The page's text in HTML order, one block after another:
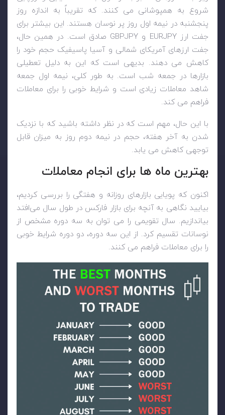
شروع به همپوشانی می کنند. که تقریباً به اندازه روز
پنجشنبه در نیمه اول روز پر نوسان هستند. این بیشتر برای
جفت ارزEURJPY و GBPJPY صادق است. در همین حال،
جفت ارزهای آمریکای شمالی و آسیا پاسیفیک حجم خود را
کاهش می دهند. بدیهی است که این به دلیل تعطیلی
بازارها در جمعه شب است. به طور کلی، نیمه اول جمعه
شاهد معاملات زیادی است و شرایط خوبی را برای معاملات
فراهم می کند.
با این حال، مهم است که در نظر داشته باشید که با نزدیک
شدن به آخر هفته، حجم در نیمه دوم روز به میزان قابل
توجهی کاهش می یابد.
بهترین ماه ها برای انجام معاملات
اکنون که پویایی بازارهای روزانه و هفتگی را بررسی کردیم،
بیایید نگاهی به آنچه برای بازار فارکس در طول سال می‌افتد
بیاندازیم. سال تقویمی را می توان به سه دوره مشخص از
نوسانات تقسیم کرد. از این سه دوره، دو دوره شرایط خوبی
را برای معاملات فراهم می کنند.